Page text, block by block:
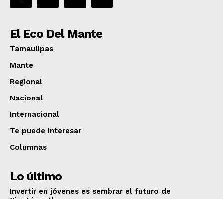
El Eco Del Mante
Tamaulipas
Mante
Regional
Nacional
Internacional
Te puede interesar
Columnas
Lo último
Invertir en jóvenes es sembrar el futuro de